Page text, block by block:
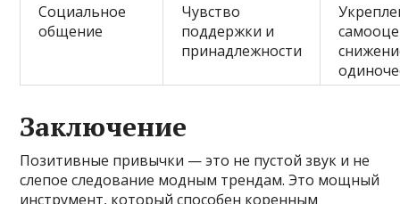
Социальное
общение
Чувство
поддержки и
принадлежности
Заключение
Позитивные привычки — это не пустой звук и не
слепое следование модным трендам. Это мощный
инструмент, который способен коренным